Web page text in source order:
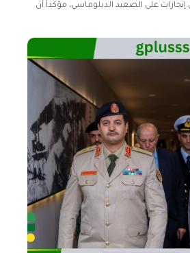
إنجازات على الصعيد الدبلوماسي، مؤكداً أن
"انهياراً مالياً وإدارياً" كبيراً في الفترة التي